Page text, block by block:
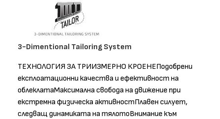
3-Dimentional Tailoring System
ТЕХНОЛОГИЯ ЗА ТРИИЗМЕРНО КРОЕНЕПодобрени
експлоатационни качества и ефективност на
облеклатаМаксимална свобода на движение при
екстремна физическа активностПлавен силует,
следващ динамиката на тялотоВнимание към